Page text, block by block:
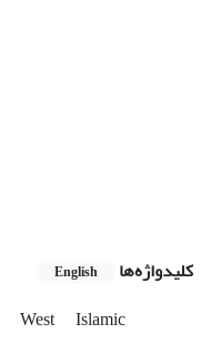
کلیدواژه‌ها English
West Islamic